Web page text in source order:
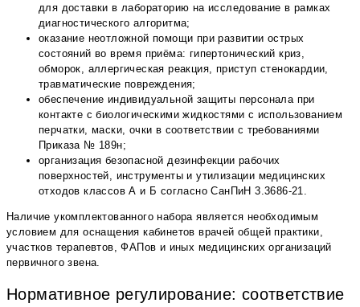
для доставки в лабораторию на исследование в рамках
диагностического алгоритма;
оказание неотложной помощи при развитии острых
состояний во время приёма: гипертонический криз,
обморок, аллергическая реакция, приступ стенокардии,
травматические повреждения;
обеспечение индивидуальной защиты персонала при
контакте с биологическими жидкостями с использованием
перчатки, маски, очки в соответствии с требованиями
Приказа № 189н;
организация безопасной дезинфекции рабочих
поверхностей, инструменты и утилизации медицинских
отходов классов А и Б согласно СанПиН 3.3686-21.
Наличие укомплектованного набора является необходимым
условием для оснащения кабинетов врачей общей практики,
участков терапевтов, ФАПов и иных медицинских организаций
первичного звена.
Нормативное регулирование: соответствие